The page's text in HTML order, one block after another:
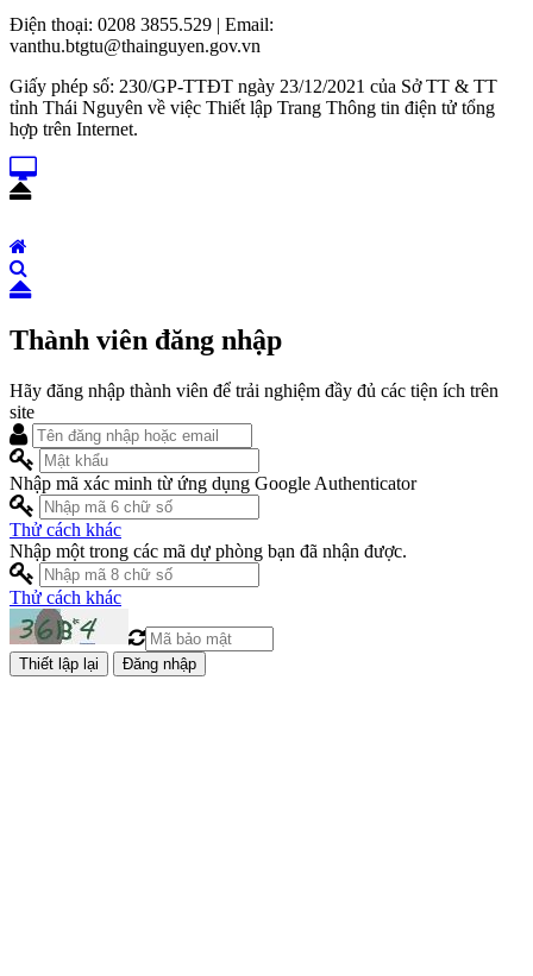
Điện thoại: 0208 3855.529 | Email:
vanthu.btgtu@thainguyen.gov.vn
Giấy phép số: 230/GP-TTĐT ngày 23/12/2021 của Sở TT & TT
tỉnh Thái Nguyên về việc Thiết lập Trang Thông tin điện tử tổng
hợp trên Internet.
Thành viên đăng nhập
Hãy đăng nhập thành viên để trải nghiệm đầy đủ các tiện ích trên
site
Nhập mã xác minh từ ứng dụng Google Authenticator
Thử cách khác
Nhập một trong các mã dự phòng bạn đã nhận được.
Thử cách khác
Đăng nhập